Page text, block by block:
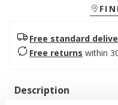
Free standard
Free returns within
Description